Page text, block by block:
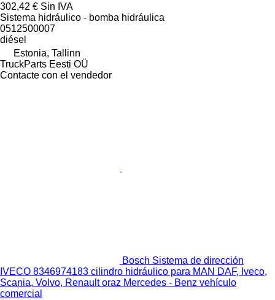
302,42 € Sin IVA
Sistema hidráulico - bomba hidráulica
0512500007
diésel
Estonia, Tallinn
TruckParts Eesti OÜ
Contacte con el vendedor
Bosch Sistema de dirección
IVECO 8346974183 cilindro hidráulico para MAN DAF, Iveco,
Scania, Volvo, Renault oraz Mercedes - Benz vehículo
comercial